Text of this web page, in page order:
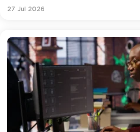
27 Jul 2026